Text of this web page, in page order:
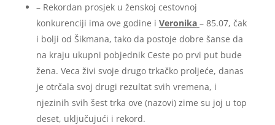
– Rekordan prosjek u ženskoj cestovnoj
konkurenciji ima ove godine i Veronika – 85.07, čak
i bolji od Šikmana, tako da postoje dobre šanse da
na kraju ukupni pobjednik Ceste po prvi put bude
žena. Veca živi svoje drugo trkačko proljeće, danas
je otrčala svoj drugi rezultat svih vremena, i
njezinih svih šest trka ove (nazovi) zime su joj u top
deset, uključujući i rekord.